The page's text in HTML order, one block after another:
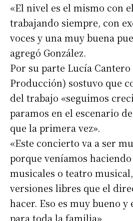
«El nivel es el mismo con
trabajando siempre, con
voces y una muy buena
agregó González.
Por su parte Lucía
Producción) sostuvo que
del trabajo «seguimos
paramos en el escenario
que la primera vez».
«Este concierto va a ser
porque veníamos
musicales o teatro
versiones libres que el
hacer. Eso es muy bueno
para toda la familia».